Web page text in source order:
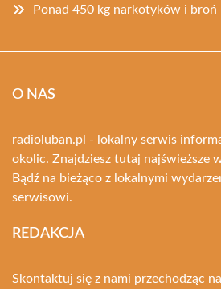
Ponad 450 kg narkotyków i broń
O NAS
radioluban.pl - lokalny serwis
okolic. Znajdziesz tutaj najświeższe
Bądź na bieżąco z lokalnymi
serwisowi.
REDAKCJA
Skontaktuj się z nami przechodząc